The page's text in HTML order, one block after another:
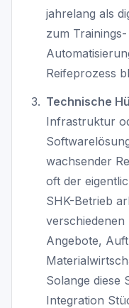
jahrelang als
zum
Reifeprozess
Technische
Infrastruktur
wachsender
oft der
SHK-Betrieb
Angebote,
Solange diese
Integration